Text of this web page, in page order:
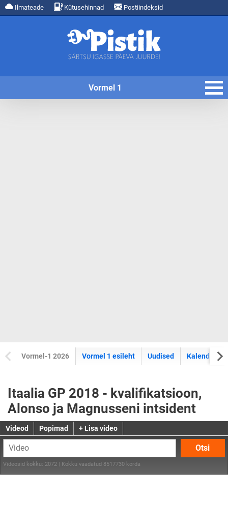
Ilmateade Kütusehinnad Postiindeksid
Vormel 1
Vormel-1 2026 Vormel 1 esileht Uudised Kalender
Itaalia GP 2018 - kvalifikatsioon,
Alonso ja Magnusseni intsident
Videod Popimad + Lisa video
Otsi
Videosid kokku: 2072 | Kokku vaadatud 8517730 korda